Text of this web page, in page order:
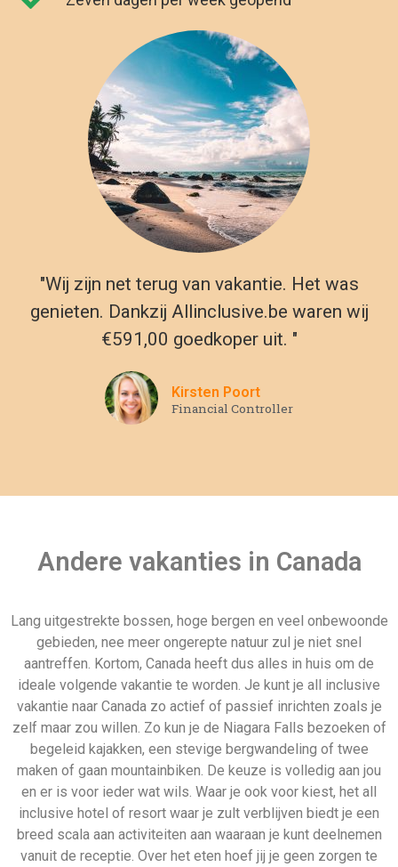
"Wij zijn net terug van vakantie. Het was
genieten. Dankzij Allinclusive.be waren wij
€591,00 goedkoper uit. "
Kirsten Poort
Financial Controller
Andere vakanties in Canada
Lang uitgestrekte bossen, hoge bergen en veel onbewoonde
gebieden, nee meer ongerepte natuur zul je niet snel
aantreffen. Kortom, Canada heeft dus alles in huis om de
ideale volgende vakantie te worden. Je kunt je all inclusive
vakantie naar Canada zo actief of passief inrichten zoals je
zelf maar zou willen. Zo kun je de Niagara Falls bezoeken of
begeleid kajakken, een stevige bergwandeling of twee
maken of gaan mountainbiken. De keuze is volledig aan jou
en er is voor ieder wat wils. Waar je ook voor kiest, het all
inclusive hotel of resort waar je zult verblijven biedt je een
breed scala aan activiteiten aan waaraan je kunt deelnemen
vanuit de receptie. Over het eten hoef jij je geen zorgen te